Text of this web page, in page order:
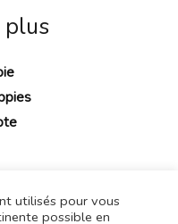
plus
utilisés pour vous
possible en